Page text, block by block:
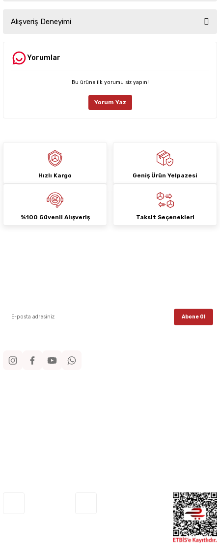
yetersiz gördüğünüz noktaları öneri formunu kullanarak tarafımıza
iletebilirsiniz.
Ürün resmi kalitesiz, bozuk veya görüntülenemiyor.
Ürün fiyatı diğer sitelerden daha pahalı.
Alışveriş Deneyimi
Deneyimini Paylaş
Yorumlar
Bu ürüne ilk yorumu siz yapın!
Yorum Yaz
Hızlı Kargo Geniş Ürün Yelpazesi
%100 Güvenli Alışveriş Taksit Seçenekleri
Abone Ol